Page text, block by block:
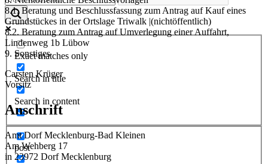
Exact matches only
Search in title
Search in content
post
8.1. Beratung und Beschlussfassung zum Antrag auf Kauf eines
Grundstückes in der Ortslage Triwalk |(nichtöffentlich)
8.2. Beratung zum Antrag auf Umverlegung einer Auffahrt,
Lindenweg 1b Lübow
9. Sonstiges
Carsten Krüger
Vorsitz
Anschrift
Amt Dorf Mecklenburg-Bad Kleinen
Am Wehberg 17
in 23972 Dorf Mecklenburg